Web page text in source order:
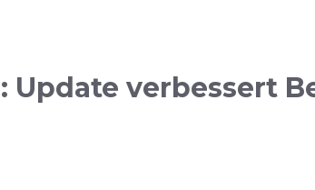
Update verbessert